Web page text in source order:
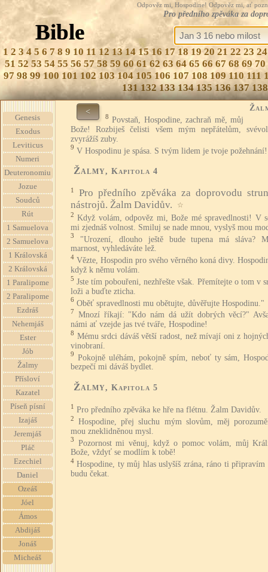
Odpověz mi, Hospodine! Odpověz mi, ať
Pro předního zpěváka za
Bible
1 2 3 4 5 6 7 8 9 10 11 12 13 14 15 16 17 18 19 20 21 22 23 24
51 52 53 54 55 56 57 58 59 60 61 62 63 64 65 66 67 68 69 70
97 98 99 100 101 102 103 104 105 106 107 108 109 110 111
131 132 133 134 135 136 137 138
Genesis
Exodus
Leviticus
Numeri
Deuteronomiu
Jozue
Soudců
Rút
1 Samuelova
2 Samuelova
1 Královská
2 Královská
1 Paralipome
2 Paralipome
Ezdráš
Nehemjáš
Ester
Jób
Žalmy
Přísloví
Kazatel
Píseň písní
Izajáš
Jeremjáš
Pláč
Ezechiel
Daniel
Ozeáš
Jóel
Ámos
Abdijáš
Jonáš
Micheáš
<
8 Povstaň, Hospodine, zachraň mě, můj
Bože! Rozbiješ čelisti všem mým nepřátelům,
zvyrážíš zuby.
9 V Hospodinu je spása. S tvým lidem je tvoje požehnání!
Žalmy, Kapitola 4
1
Pro předního zpěváka za doprovodu
nástrojů. Žalm Davidův.
☆
2 Když volám, odpověz mi, Bože mé spravedlnosti! V
mi zjednáš volnost. Smiluj se nade mnou, vyslyš mou
3
"Urození, dlouho ještě bude tupena má sláva?
marnost, vyhledáváte lež.
4 Vězte, Hospodin pro svého věrného koná divy.
když k němu volám.
5 Jste tím pobouřeni, nezhřešte však. Přemítejte o tom v
loži a buďte zticha.
6 Oběť spravedlnosti mu obětujte, důvěřujte Hospodinu."
7
Mnozí říkají: "Kdo nám dá užít dobrých věcí?"
námi ať vzejde jas tvé tváře, Hospodine!
8 Mému srdci dáváš větší radost, než mívají oni z
vinobraní.
9 Pokojně uléhám, pokojně spím, neboť ty sám,
bezpečí mi dáváš bydlet.
Žalmy, Kapitola 5
1 Pro předního zpěváka ke hře na flétnu. Žalm Davidův.
2
Hospodine, přej sluchu mým slovům, měj
mou zneklidněnou mysl.
3
Pozornost mi věnuj, když o pomoc volám, můj
Bože, vždyť se modlím k tobě!
4 Hospodine, ty můj hlas uslyšíš zrána, ráno ti připravím
budu čekat.